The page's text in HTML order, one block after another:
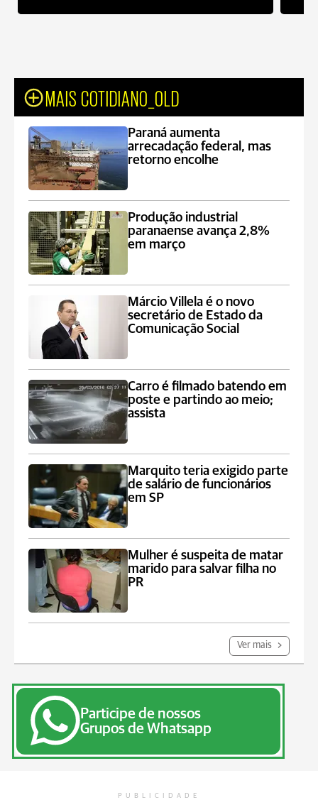
MAIS COTIDIANO_OLD
Paraná aumenta
arrecadação federal, mas
retorno encolhe
Produção industrial
paranaense avança 2,8%
em março
Márcio Villela é o novo
secretário de Estado da
Comunicação Social
Carro é filmado batendo em
poste e partindo ao meio;
assista
Marquito teria exigido parte
de salário de funcionários
em SP
Mulher é suspeita de matar
marido para salvar filha no
PR
Ver mais
Participe de nossos
Grupos de Whatsapp
PUBLICIDADE